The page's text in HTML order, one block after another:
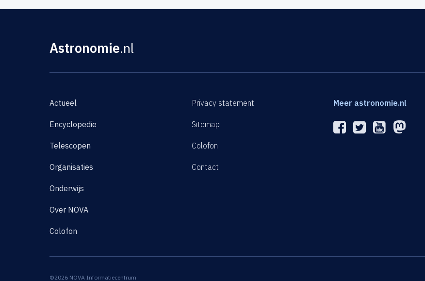
Astronomie.nl
Actueel
Encyclopedie
Telescopen
Organisaties
Onderwijs
Over NOVA
Colofon
Privacy statement
Sitemap
Colofon
Contact
Meer astronomie.nl
©2026 NOVA Informatiecentrum